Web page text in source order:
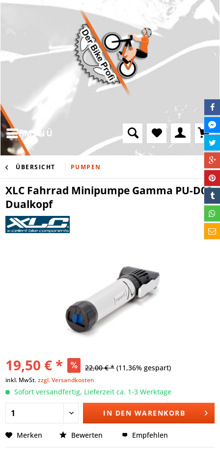
MENÜ
ÜBERSICHT PUMPEN
XLC Fahrrad Minipumpe Gamma PU-D03
Dualkopf
19,50 € * 22,00 € * (11,36% gespart)
inkl. MwSt.zzgl. Versandkosten
Sofort versandfertig, Lieferzeit ca. 1-3 Werktage
IN DEN WARENKORB
Merken Bewerten Empfehlen